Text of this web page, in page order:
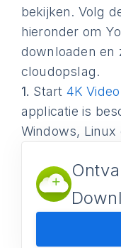
bekijken. Volg
hieronder om
downloaden en
cloudopslag.
1. Start 4K
applicatie is
Windows, Linux